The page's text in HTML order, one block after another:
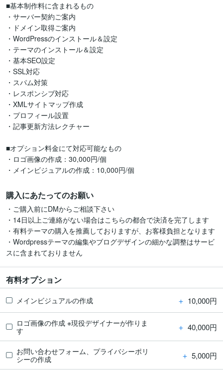
■基本制作料に含まれるもの
・サーバー契約ご案内
・ドメイン取得ご案内
・WordPressのインストール＆設定
・テーマのインストール＆設定
・基本SEO設定
・SSL対応
・スパム対策
・レスポンシブ対応
・XMLサイトマップ作成
・プロフィール設置
・記事更新方法レクチャー
■オプション料金にて対応可能なもの
・ロゴ画像の作成：30,000円/個
・メインビジュアルの作成：10,000円/個
購入にあたってのお願い
・ご購入前にDMからご相談下さい
・14日以上ご連絡がない場合はこちらの都合で決済を完了します
・有料テーマの購入を推薦しておりますが、お客様負担となります
・Wordpressテーマの編集やブログデザインの細かな調整はサービ
スに含まれておりません
有料オプション
メインビジュアルの作成 ＋ 10,000円
ロゴ画像の作成 ※現役デザイナーが作りま
す
＋ 40,000円
お問い合わせフォーム、プライバシーポリ
シーの作成
＋ 5,000円